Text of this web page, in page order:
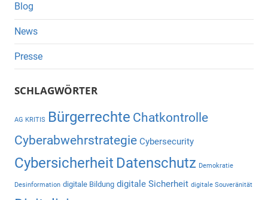
Blog
News
Presse
SCHLAGWÖRTER
AG KRITIS Bürgerrechte Chatkontrolle
Cyberabwehrstrategie Cybersecurity
Cybersicherheit Datenschutz Demokratie
Desinformation digitale Bildung digitale Sicherheit digitale Souveränität